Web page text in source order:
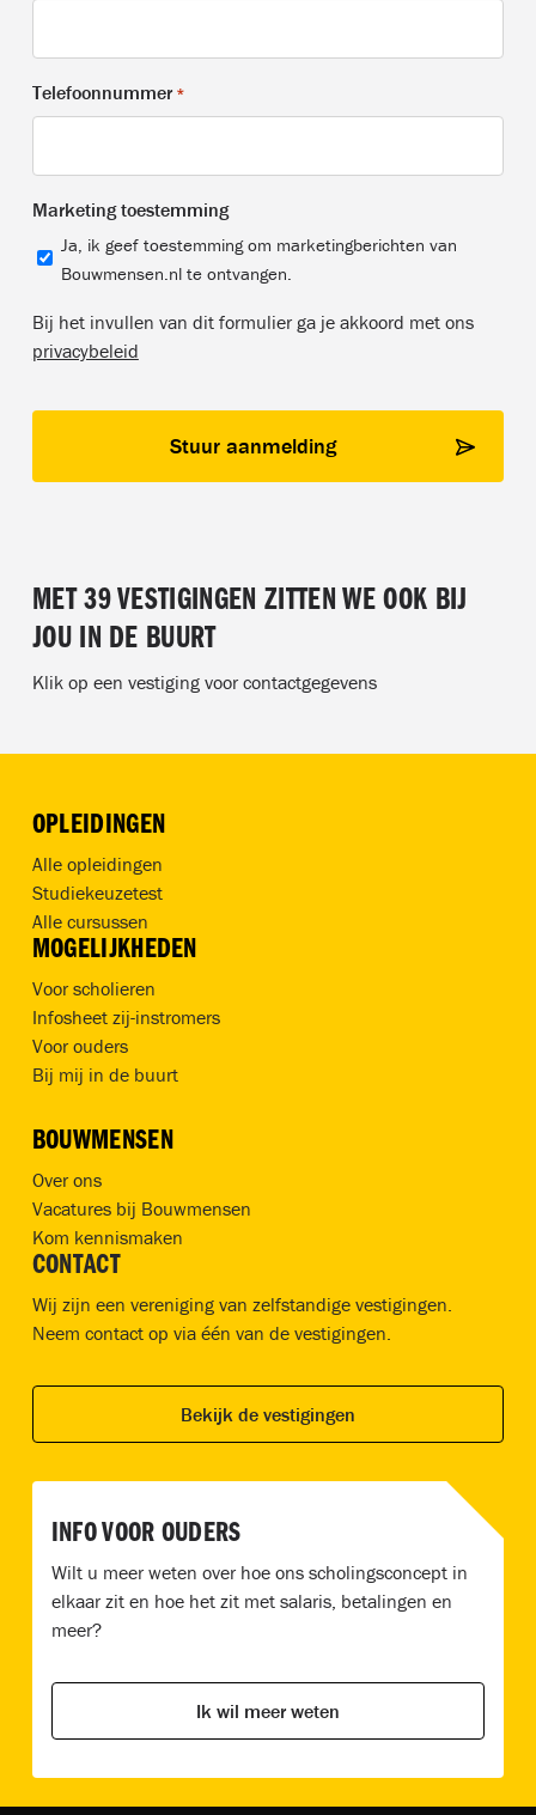
Telefoonnummer *
Marketing toestemming
Ja, ik geef toestemming om marketingberichten van
Bouwmensen.nl te ontvangen.
Bij het invullen van dit formulier ga je akkoord met ons
privacybeleid
MET 39 VESTIGINGEN ZITTEN WE OOK BIJ
JOU IN DE BUURT
Klik op een vestiging voor contactgegevens
OPLEIDINGEN
Alle opleidingen
Studiekeuzetest
Alle cursussen
MOGELIJKHEDEN
Voor scholieren
Infosheet zij-instromers
Voor ouders
Bij mij in de buurt
BOUWMENSEN
Over ons
Vacatures bij Bouwmensen
Kom kennismaken
CONTACT
Wij zijn een vereniging van zelfstandige vestigingen.
Neem contact op via één van de vestigingen.
Bekijk de vestigingen
INFO VOOR OUDERS
Wilt u meer weten over hoe ons scholingsconcept in
elkaar zit en hoe het zit met salaris, betalingen en
meer?
Ik wil meer weten